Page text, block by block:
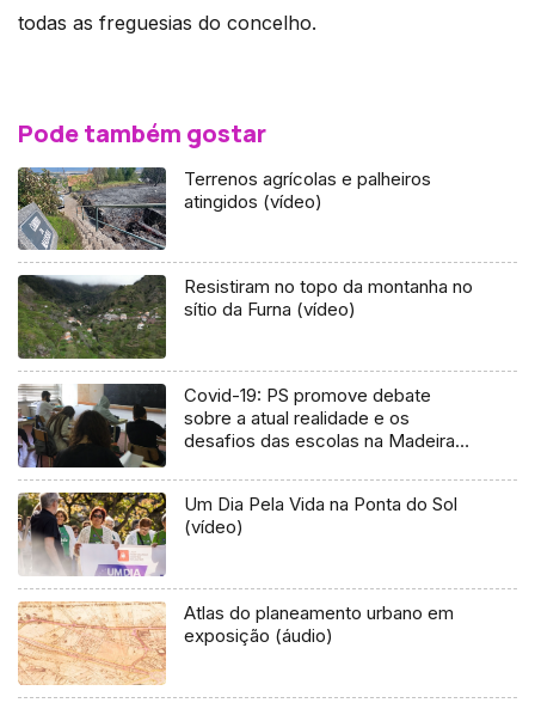
todas as freguesias do concelho.
Pode também gostar
Terrenos agrícolas e palheiros
atingidos (vídeo)
Resistiram no topo da montanha no
sítio da Furna (vídeo)
Covid-19: PS promove debate
sobre a atual realidade e os
desafios das escolas na Madeira
Um Dia Pela Vida na Ponta do Sol
(vídeo)
Atlas do planeamento urbano em
exposição (áudio)